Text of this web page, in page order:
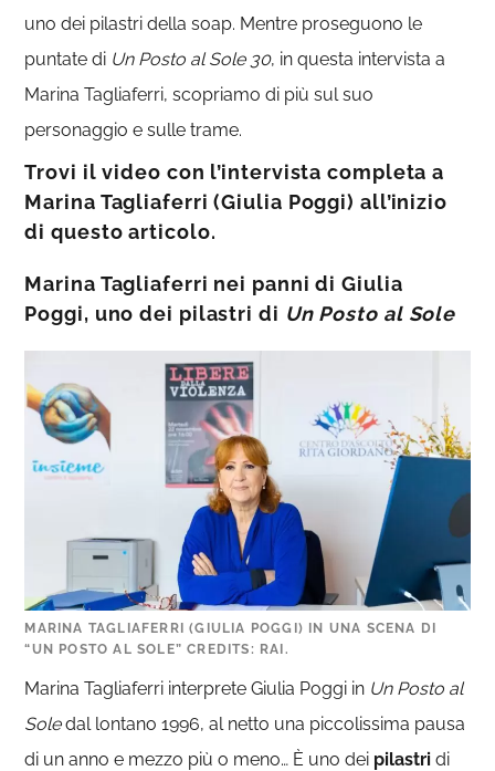
uno dei pilastri della soap. Mentre proseguono le
puntate di Un Posto al Sole 30, in questa intervista a
Marina Tagliaferri, scopriamo di più sul suo
personaggio e sulle trame.
Trovi il video con l’intervista completa a
Marina Tagliaferri (Giulia Poggi) all’inizio
di questo articolo.
Marina Tagliaferri nei panni di Giulia
Poggi, uno dei pilastri di Un Posto al Sole
MARINA TAGLIAFERRI (GIULIA POGGI) IN UNA SCENA DI
“UN POSTO AL SOLE” CREDITS: RAI.
Marina Tagliaferri interprete Giulia Poggi in Un Posto al
Soledal lontano 1996, al netto una piccolissima pausa
di un anno e mezzo più o meno… È uno dei pilastri di